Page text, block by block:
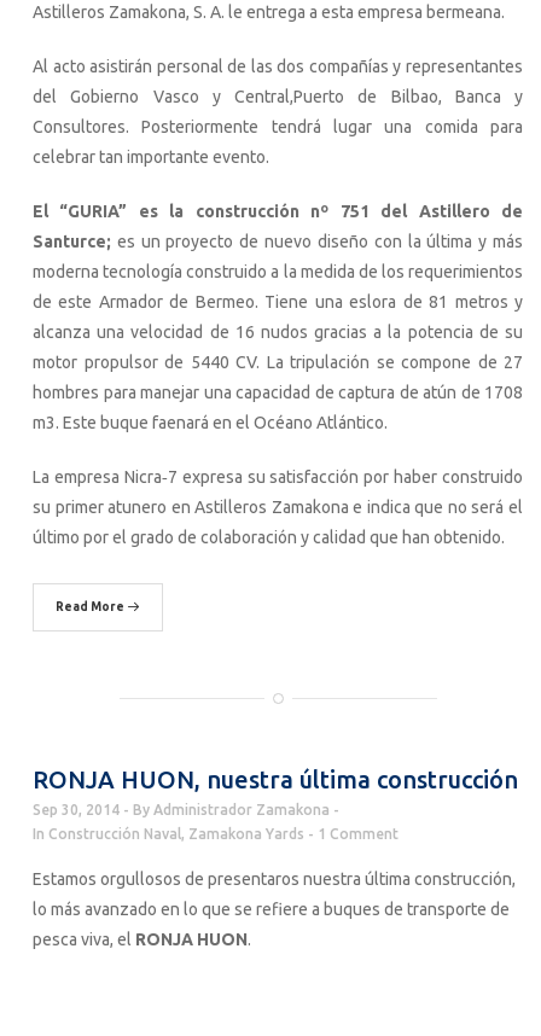
Astilleros Zamakona, S. A. le entrega a esta empresa bermeana.
Al acto asistirán personal de las dos compañías y representantes
del Gobierno Vasco y Central,Puerto de Bilbao, Banca y
Consultores. Posteriormente tendrá lugar una comida para
celebrar tan importante evento.
El “GURIA” es la construcción nº 751 del Astillero de
Santurce; es un proyecto de nuevo diseño con la última y más
moderna tecnología construido a la medida de los requerimientos
de este Armador de Bermeo. Tiene una eslora de 81 metros y
alcanza una velocidad de 16 nudos gracias a la potencia de su
motor propulsor de 5440 CV. La tripulación se compone de 27
hombres para manejar una capacidad de captura de atún de 1708
m3. Este buque faenará en el Océano Atlántico.
La empresa Nicra‐7 expresa su satisfacción por haber construido
su primer atunero en Astilleros Zamakona e indica que no será el
último por el grado de colaboración y calidad que han obtenido.
Read More
RONJA HUON, nuestra última construcción
Sep 30, 2014 By Administrador Zamakona
In Construcción Naval Zamakona Yards 1 Comment
Estamos orgullosos de presentaros nuestra última construcción,
lo más avanzado en lo que se refiere a buques de transporte de
pesca viva, el RONJA HUON.